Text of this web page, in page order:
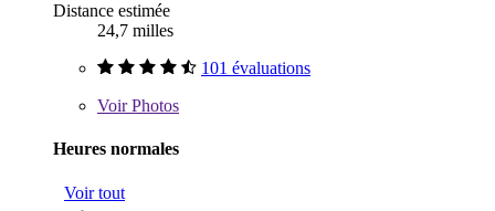
Distance estimée
24,7 milles
101 évaluations
VoirPhotos
Heures normales
Voir tout